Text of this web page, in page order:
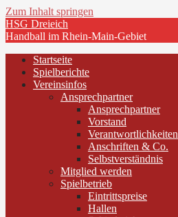
Zum Inhalt springen
HSG Dreieich
Handball im Rhein-Main-Gebiet
Startseite
Spielberichte
Vereinsinfos
Ansprechpartner
Ansprechpartner
Vorstand
Verantwortlichkeiten
Anschriften & Co.
Selbstverständnis
Mitglied werden
Spielbetrieb
Eintrittspreise
Hallen